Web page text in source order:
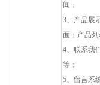
闻；
3、产品展
面；产品
4、联系我
等；
5、留言系